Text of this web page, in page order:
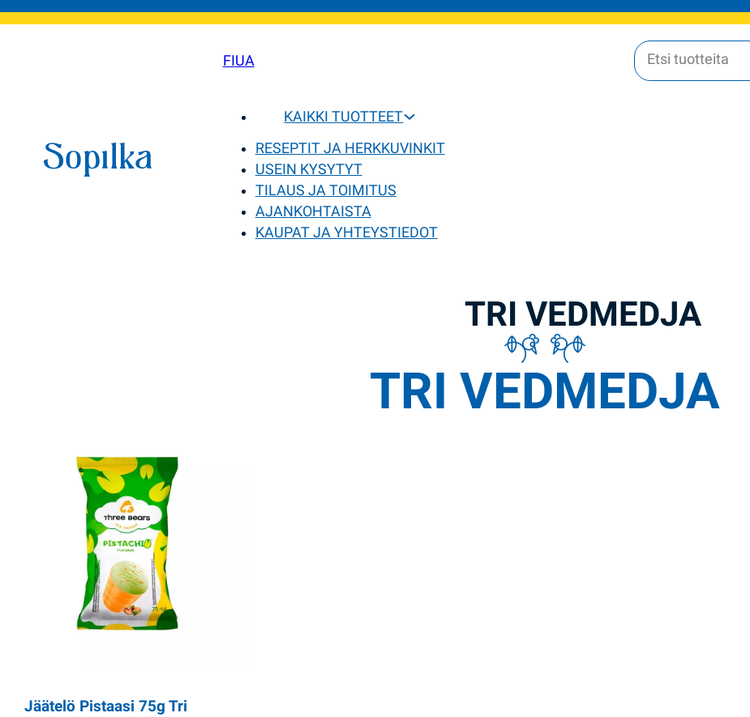
FIUA
KAIKKI TUOTTEET
RESEPTIT JA HERKKUVINKIT
USEIN KYSYTYT
TILAUS JA TOIMITUS
AJANKOHTAISTA
KAUPAT JA YHTEYSTIEDOT
TRI VEDMEDJA
TRI VEDMEDJA
Jäätelö Pistaasi 75g Tri